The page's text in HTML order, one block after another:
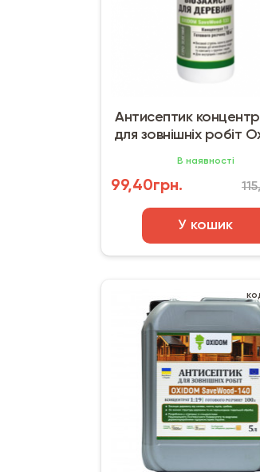
Антисептик
для зовнішніх робіт
В наявності
99,40грн.
У кошик